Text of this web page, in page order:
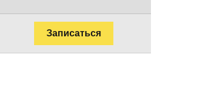
Записаться